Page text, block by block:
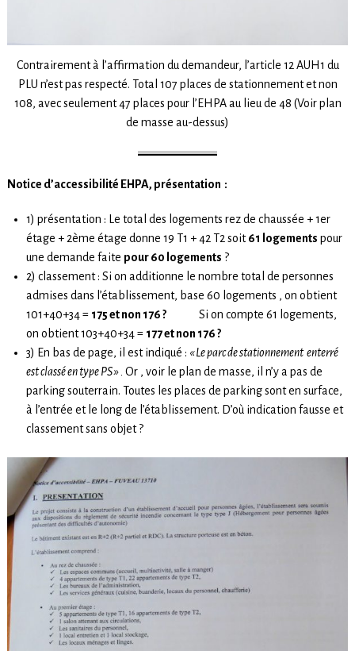
Contrairement à l’affirmation du demandeur, l’article 12 AUH1 du
PLU n’est pas respecté. Total 107 places de stationnement et non
108, avec seulement 47 places pour l’EHPA au lieu de 48 (Voir plan
de masse au-dessus)
Notice d’accessibilité EHPA, présentation :
1) présentation : Le total des logements rez de chaussée + 1er
étage + 2ème étage donne 19 T1 + 42 T2 soit61 logements pour
une demande faite pour 60 logements ?
2) classement : Si on additionne le nombre total de personnes
admises dans l’établissement, base 60 logements , on obtient
101+40+34 = 175 et non 176 ?
Si on compte 61 logements,
on obtient 103+40+34 = 177 et non 176 ?
3) En bas de page, il est indiqué : « Le parc de stationnement enterré
est classé en type PS » . Or , voir le plan de masse, il n’y a pas de
parking souterrain. Toutes les places de parking sont en surface,
à l’entrée et le long de l’établissement. D’où indication fausse et
classement sans objet ?